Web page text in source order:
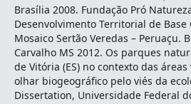
Brasília 2008. Fundação Pró
Desenvolvimento Territorial de Base
Mosaico Sertão Veredas – Peruaçu.
Carvalho MS 2012. Os parques
de Vitória (ES) no contexto das
olhar biogeográfico pelo viés da
Dissertation, Universidade Federal